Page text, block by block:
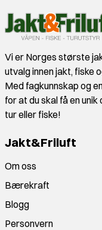
Vi er Norges største
utvalg innen jakt, fiske
Med fagkunnskap og
for at du skal få en
tur eller fiske!
Jakt&Friluft
Om oss
Bærekraft
Blogg
Personvern